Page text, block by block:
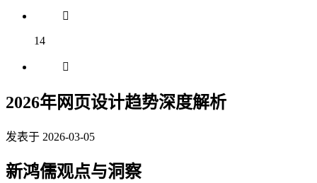
14
2026年网页设计趋势深度解析
发表于 2026-03-05
新鸿儒观点与洞察